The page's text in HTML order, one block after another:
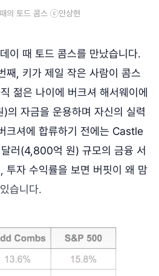
의 토드 콤스 ⓒ안상현
이 때 토드 콤스를 만났습니다.
째, 키가 제일 작은 사람이 콤스
젊은 나이에 버크셔 해서웨이에
의 자금을 운용하며 자신의 실력
크셔에 합류하기 전에는 Castle
러(4,800억 원) 규모의 금융 서
투자 수익률을 보면 버핏이 왜 맘
습니다.